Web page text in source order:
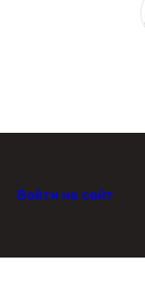
Войти на сайт